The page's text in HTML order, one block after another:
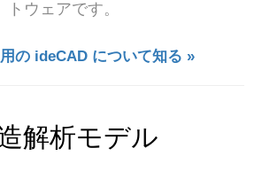
トウェアです。
の ideCAD について知る »
解析モデル